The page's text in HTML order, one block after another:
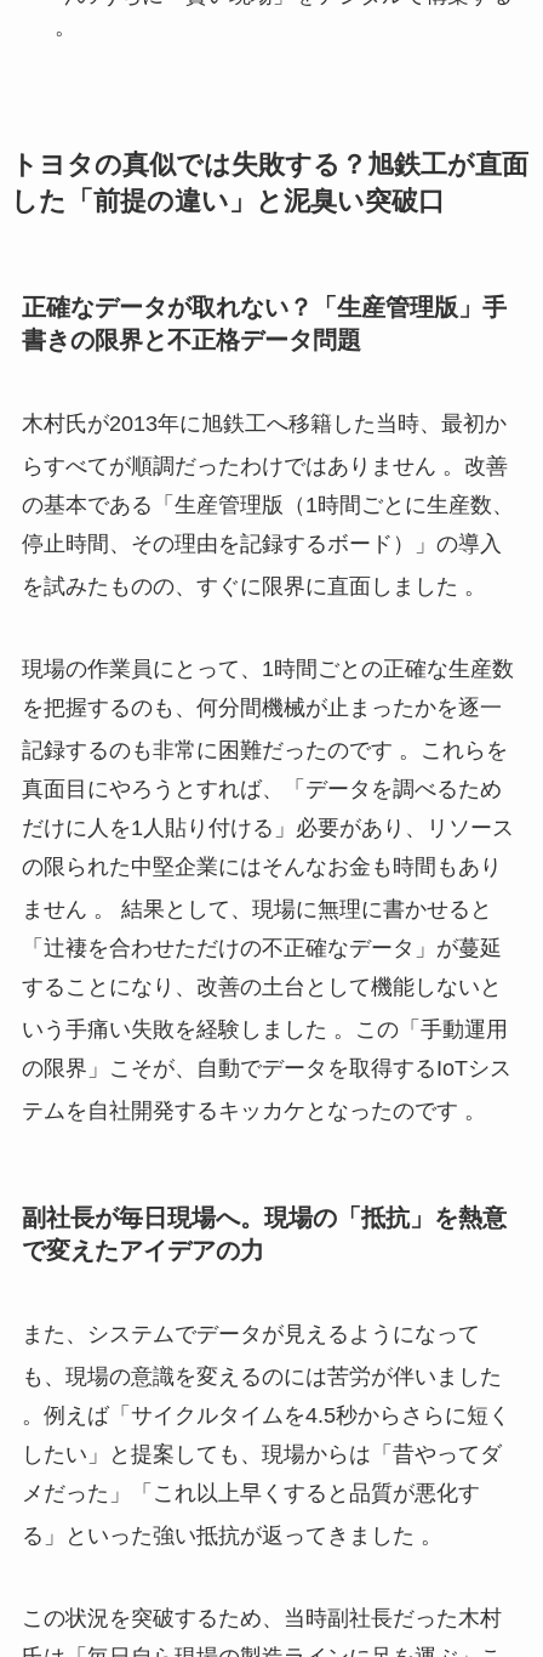
。
トヨタの真似では失敗する？旭鉄工が直面
した「前提の違い」と泥臭い突破口
正確なデータが取れない？「生産管理版」手
書きの限界と不正格データ問題
木村氏が2013年に旭鉄工へ移籍した当時、最初か
らすべてが順調だったわけではありません 。改善
の基本である「生産管理版（1時間ごとに生産数、
停止時間、その理由を記録するボード）」の導入
を試みたものの、すぐに限界に直面しました 。
現場の作業員にとって、1時間ごとの正確な生産数
を把握するのも、何分間機械が止まったかを逐一
記録するのも非常に困難だったのです 。これらを
真面目にやろうとすれば、「データを調べるため
だけに人を1人貼り付ける」必要があり、リソース
の限られた中堅企業にはそんなお金も時間もあり
ません 。 結果として、現場に無理に書かせると
「辻褄を合わせただけの不正確なデータ」が蔓延
することになり、改善の土台として機能しないと
いう手痛い失敗を経験しました 。この「手動運用
の限界」こそが、自動でデータを取得するIoTシス
テムを自社開発するキッカケとなったのです 。
副社長が毎日現場へ。現場の「抵抗」を熱意
で変えたアイデアの力
また、システムでデータが見えるようになって
も、現場の意識を変えるのには苦労が伴いました
。例えば「サイクルタイムを4.5秒からさらに短く
したい」と提案しても、現場からは「昔やってダ
メだった」「これ以上早くすると品質が悪化す
る」といった強い抵抗が返ってきました 。
この状況を突破するため、当時副社長だった木村